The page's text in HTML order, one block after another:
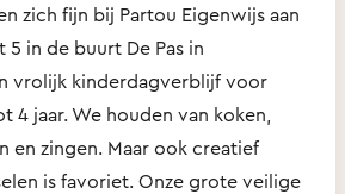
zich fijn bij Partou Eigenwijs aan
5 in de buurt De Pas in
vrolijk kinderdagverblijf voor
4 jaar. We houden van koken,
en zingen. Maar ook creatief
is favoriet. Onze grote veilige